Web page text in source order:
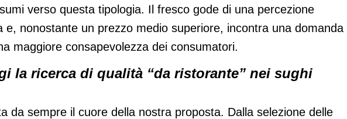
verso questa tipologia. Il fresco gode di una percezione
e, nonostante un prezzo medio superiore, incontra una domanda
maggiore consapevolezza dei consumatori.
la ricerca di qualità “da ristorante” nei sughi
da sempre il cuore della nostra proposta. Dalla selezione delle